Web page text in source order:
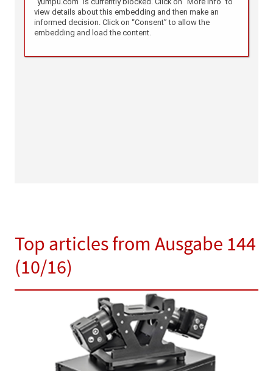
Top articles from Ausgabe 144
(10/16)